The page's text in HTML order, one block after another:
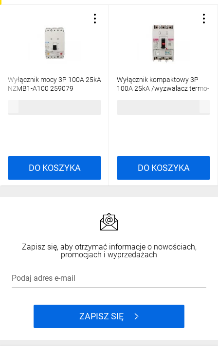
Wyłącznik mocy 3P 100A 25kA
NZMB1-A100 259079
DO KOSZYKA
Wyłącznik kompaktowy 3P
100A 25kA /wyzwalacz termo-
DO KOSZYKA
Zapisz się, aby otrzymać informacje o nowościach,
promocjach i wyprzedażach
Podaj adres e-mail
ZAPISZ SIĘ